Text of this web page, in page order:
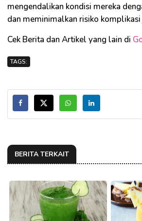
mengendalikan kondisi mereka
dan meminimalkan risiko komplikasi
Cek Berita dan Artikel yang lain di
TAGS:
BERITA TERKAIT